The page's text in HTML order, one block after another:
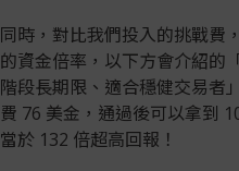
同時，對比我們投入的挑戰費
的資金倍率，以下方會介紹
階段長期限、適合穩健交易者
費 76 美金，通過後可以拿到
當於 132 倍超高回報！